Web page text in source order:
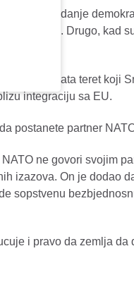
vase vidanje
Drugo, kad
je on.
NATO shvata teret koji
integraciju sa EU.
postanete partner
NATO ne govori svojim
izazova. On je dodao
sopstvenu
i pravo da zemlja